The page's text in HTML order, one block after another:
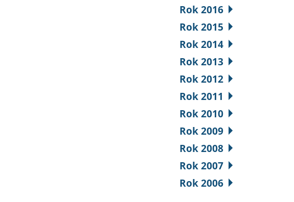
Rok 2016
Rok 2015
Rok 2014
Rok 2013
Rok 2012
Rok 2011
Rok 2010
Rok 2009
Rok 2008
Rok 2007
Rok 2006